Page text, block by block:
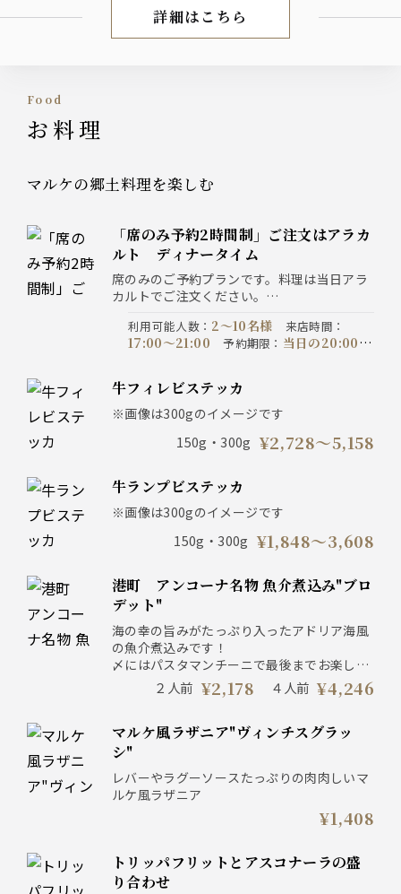
コース
詳細はこちら
Food
お料理
マルケの郷土料理を楽しむ
「席のみ予約2時間制」ご注文はアラカ
ルト ディナータイム
席のみのご予約プランです。料理は当日アラ
カルトでご注文ください。
時間制となります。
・ご予約時間より30分以上ご連絡がない場合
ます。
・チャーム代としてお一人様¥399(税込)を頂
戴しております。
利用可能人数： 2〜10名様 来店時間 ：
17:00〜21:00 予約期限 ： 当日の20:00ま
降
牛フィレビステッカ
※画像は300gのイメージです
150g・300g ¥2,728〜5,158
牛ランプビステッカ
※画像は300gのイメージです
150g・300g ¥1,848〜3,608
港町 アンコーナ名物 魚介煮込み"ブロ
デット"
海の幸の旨みがたっぷり入ったアドリア海風
の魚介煮込みです！
〆にはパスタマンチーニで最後までお楽しみ
ください♪２人前 ¥2,178 ４人前 ¥4,246
マルケ風ラザニア"ヴィンチスグラッ
シ"
レバーやラグーソースたっぷりの肉肉しいマ
ルケ風ラザニア
¥1,408
トリッパフリットとアスコナーラの盛
り合わせ